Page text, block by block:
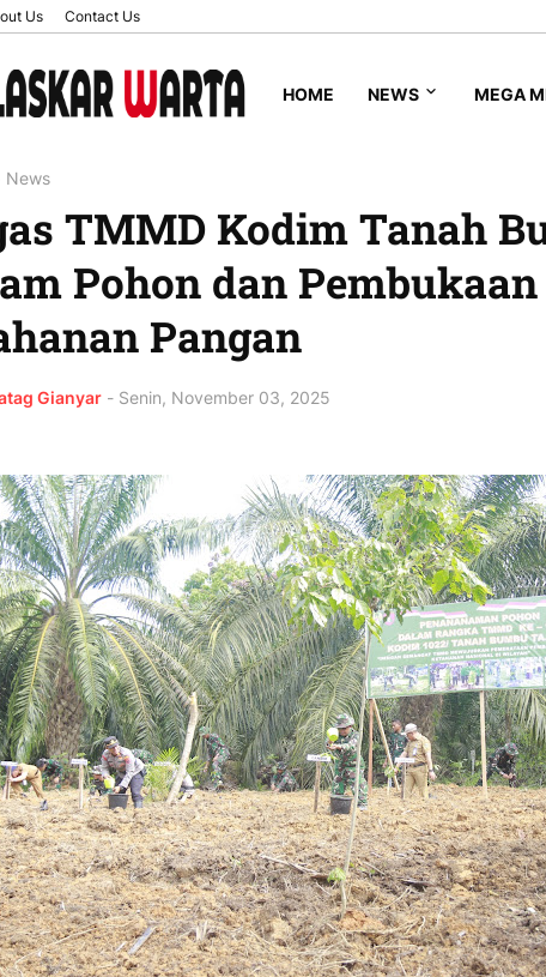
Us Contact Us
HOME NEWS MEGA
News
TMMD Kodim Tanah
Pohon dan
Pangan
Gianyar - Senin, November 03, 2025